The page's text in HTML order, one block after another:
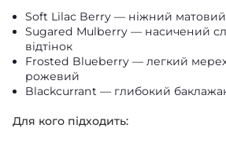
Soft Lilac Berry — ніжний матовий
Sugared Mulberry — насичений
відтінок
Frosted Blueberry — легкий
рожевий
Blackcurrant — глибокий
Для кого підходить: